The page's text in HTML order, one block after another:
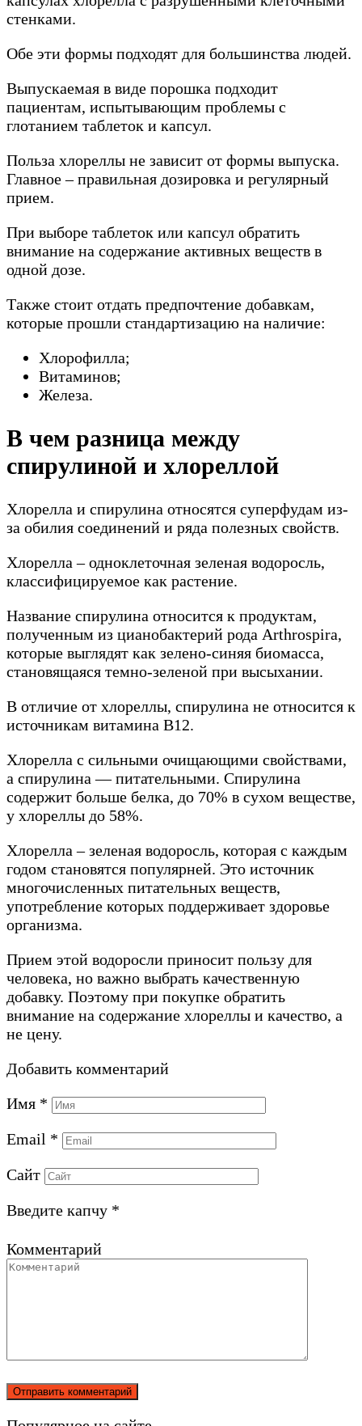
стенками.
Обе эти формы подходят для большинства людей.
Выпускаемая в виде порошка подходит
пациентам, испытывающим проблемы с
глотанием таблеток и капсул.
Польза хлореллы не зависит от формы выпуска.
Главное – правильная дозировка и регулярный
прием.
При выборе таблеток или капсул обратить
внимание на содержание активных веществ в
одной дозе.
Также стоит отдать предпочтение добавкам,
которые прошли стандартизацию на наличие:
Хлорофилла;
Витаминов;
Железа.
В чем разница между
спирулиной и хлореллой
Хлорелла и спирулина относятся суперфудам из-
за обилия соединений и ряда полезных свойств.
Хлорелла – одноклеточная зеленая водоросль,
классифицируемое как растение.
Название спирулина относится к продуктам,
полученным из цианобактерий рода Arthrospira,
которые выглядят как зелено-синяя биомасса,
становящаяся темно-зеленой при высыхании.
В отличие от хлореллы, спирулина не относится к
источникам витамина B12.
Хлорелла с сильными очищающими свойствами,
а спирулина — питательными. Спирулина
содержит больше белка, до 70% в сухом веществе,
у хлореллы до 58%.
Хлорелла – зеленая водоросль, которая с каждым
годом становятся популярней. Это источник
многочисленных питательных веществ,
употребление которых поддерживает здоровье
организма.
Прием этой водоросли приносит пользу для
человека, но важно выбрать качественную
добавку. Поэтому при покупке обратить
внимание на содержание хлореллы и качество, а
не цену.
Добавить комментарий
Имя *
Email *
Сайт
Введите капчу *
Комментарий